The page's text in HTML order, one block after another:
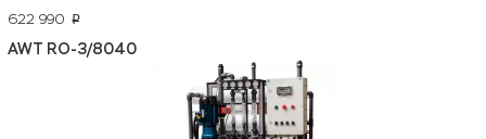
622 990 p
AWT RO-3/8040